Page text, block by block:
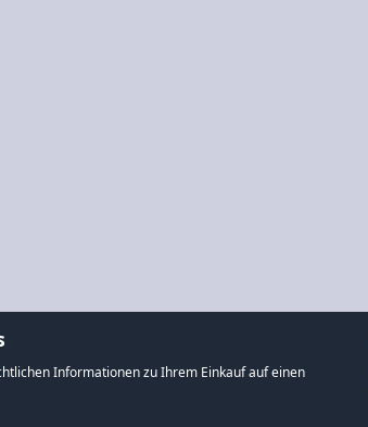
Informationen zu Ihrem Einkauf auf einen